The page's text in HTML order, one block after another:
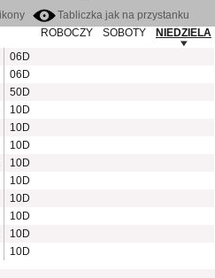
ikony
Tabliczka jak na przystanku
ROBOCZY
SOBOTY
NIEDZIELA
06D
06D
50D
10D
10D
10D
10D
10D
10D
10D
10D
10D